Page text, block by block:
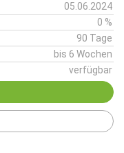
05.06.2024
0 %
90 Tage
bis 6 Wochen
verfügbar